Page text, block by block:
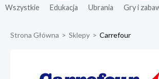
Sklepy
Wszystkie Edukacja Ubrania Gry i
Strona Główna > Sklepy > Carrefour